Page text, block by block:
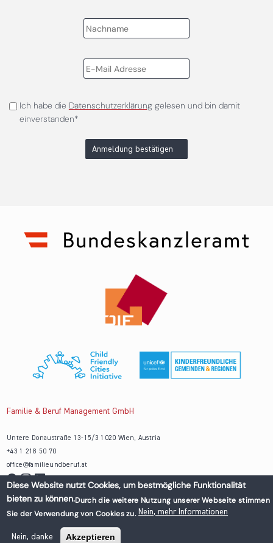
Ich habe die Datenschutzerklärunggelesen und bin damit
einverstanden*
Anmeldung bestätigen
Familie & Beruf Management GmbH
Untere Donaustraße 13-15/3 1020 Wien, Austria
+43 1 218 50 70
office@familieundberuf.at
© 2026 Familie und Beruf All rights reserved.
Diese Website nutzt Cookies, um bestmögliche Funktionalität
bieten zu können.Durch die weitere Nutzung unserer Webseite stimmen
Sie der Verwendung von Cookies zu. Nein, mehr Informationen
Nein, danke Akzeptieren